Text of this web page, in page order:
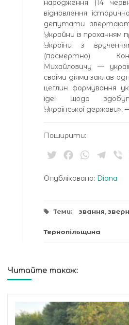
народження (14
відновлення
депутати
Украйни із проханням
України з
(посмертно)
Михайловичу —
своїми діями заклав
цеглин формування
ідеї щодо
Української
Поширити:
TwitterFacebook
Опубліковано: Diana
Теми: звання
Тернопільщина
Читайте також: